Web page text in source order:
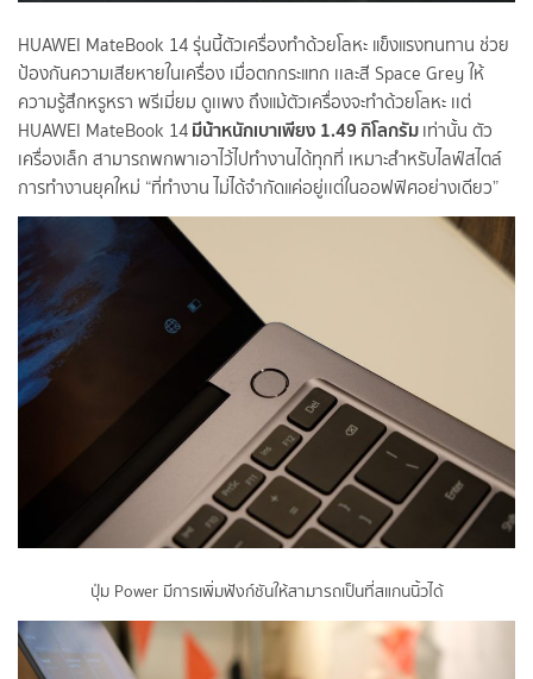
HUAWEI MateBook 14 รุ่นนี้ตัวเครื่องทำด้วยโลหะ แข็งแรงทนทาน ช่วย
ป้องกันความเสียหายในเครื่อง เมื่อตกกระแทก เเละสี Space Grey ให้
ความรู้สึกหรูหรา พรีเมี่ยม ดูเเพง ถึงแม้ตัวเครื่องจะทำด้วยโลหะ เเต่
HUAWEI MateBook 14มีน้้าหนักเบาเพียง 1.49 กิโลกรัมเท่านั้น ตัว
เครื่องเล็ก สามารถพกพาเอาไว้ไปทำงานได้ทุกที่ เหมาะสำหรับไลฟ์สไตล์
การทำงานยุคใหม่ “ที่ทำงาน ไม่ได้จำกัดแค่อยู่เเต่ในออฟฟิศอย่างเดียว”
ปุ่ม Power มีการเพิ่มฟังก์ชันให้สามารถเป็นที่สแกนนิ้วได้